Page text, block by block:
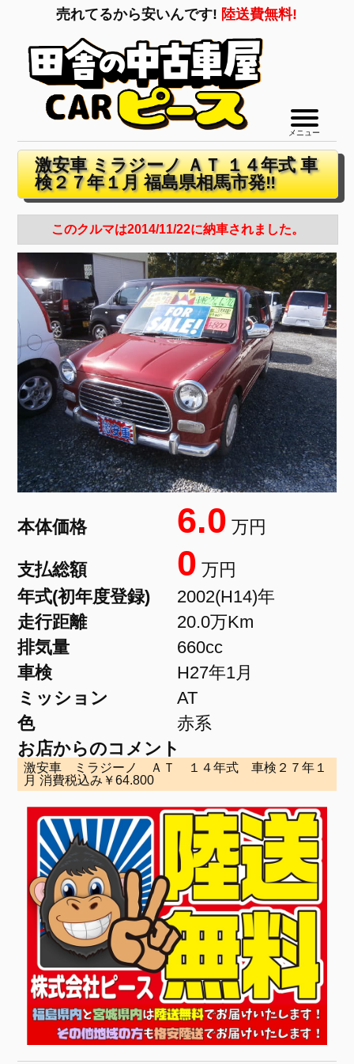
売れてるから安いんです! 陸送費無料!
メニュー
激安車 ミラジーノ ＡＴ １４年式 車
検２７年１月 福島県相馬市発‼
このクルマは2014/11/22に納車されました。
本体価格 6.0 万円
支払総額 0 万円
年式(初年度登録)
2002(H14)年
走行距離
20.0万Km
排気量
660cc
車検
H27年1月
ミッション
AT
色
赤系
お店からのコメント
激安車 ミラジーノ ＡＴ １４年式 車検２７年１
月 消費税込み￥64.800